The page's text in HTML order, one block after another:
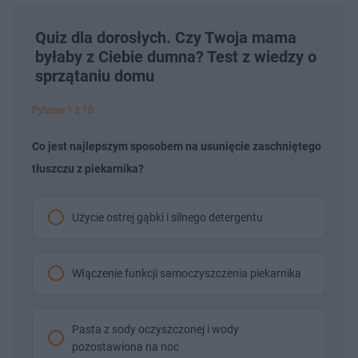
Quiz dla dorosłych. Czy Twoja mama
byłaby z Ciebie dumna? Test z wiedzy o
sprzątaniu domu
Pytanie 1 z 10
Co jest najlepszym sposobem na usunięcie zaschniętego
tłuszczu z piekarnika?
Użycie ostrej gąbki i silnego detergentu
Włączenie funkcji samoczyszczenia piekarnika
Pasta z sody oczyszczonej i wody
pozostawiona na noc